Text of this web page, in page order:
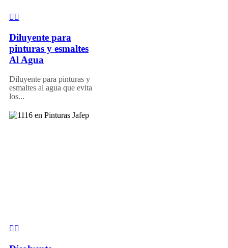
Diluyente para
pinturas y esmaltes
Al Agua
Diluyente para pinturas y
esmaltes al agua que evita
los...